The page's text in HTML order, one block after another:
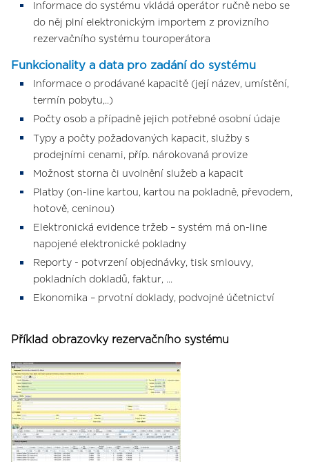
Informace do systému vkládá operátor ručně nebo se
do něj plní elektronickým importem z provizního
rezervačního systému touroperátora
Funkcionality a data pro zadání do systému
Informace o prodávané kapacitě (její název, umístění,
termín pobytu,..)
Počty osob a případně jejich potřebné osobní údaje
Typy a počty požadovaných kapacit, služby s
prodejními cenami, příp. nárokovaná provize
Možnost storna či uvolnění služeb a kapacit
Platby (on-line kartou, kartou na pokladně, převodem,
hotově, ceninou)
Elektronická evidence tržeb – systém má on-line
napojené elektronické pokladny
Reporty - potvrzení objednávky, tisk smlouvy,
pokladních dokladů, faktur, ...
Ekonomika – prvotní doklady, podvojné účetnictví
Příklad obrazovky rezervačního systému